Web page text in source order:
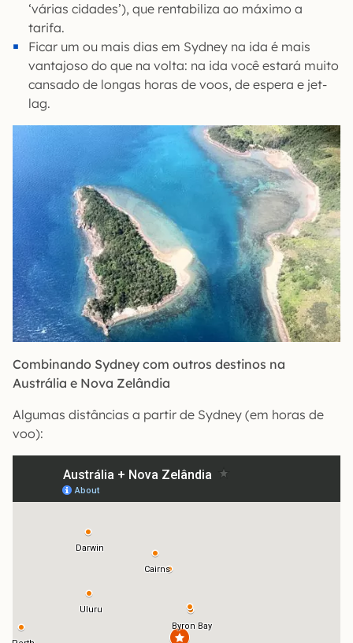
‘várias cidades’), que rentabiliza ao máximo a
tarifa.
Ficar um ou mais dias em Sydney na ida é mais
vantajoso do que na volta: na ida você estará muito
cansado de longas horas de voos, de espera e jet-
lag.
Combinando Sydney com outros destinos na
Austrália e Nova Zelândia
Algumas distâncias a partir de Sydney (em horas de
voo):